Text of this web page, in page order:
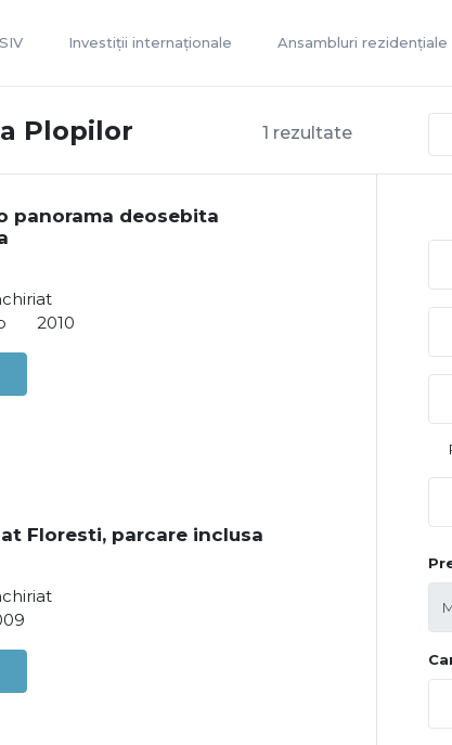
Investiții internaționale Ansambluri rezidențiale
1 rezultate
Plopilor
panorama deosebita
2010
Floresti, parcare inclusa